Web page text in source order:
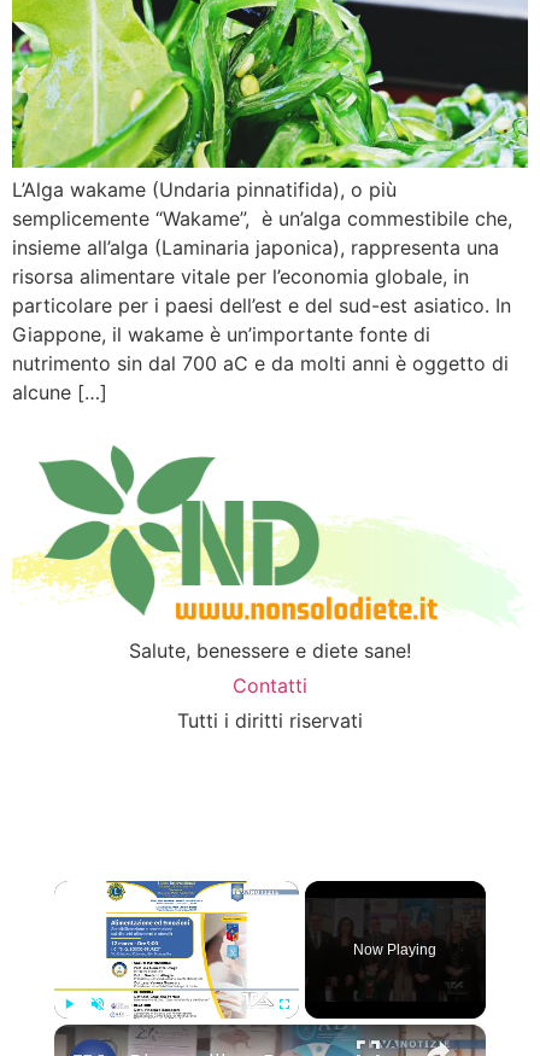
L’Alga wakame (Undaria pinnatifida), o più
semplicemente “Wakame”, è un’alga commestibile che,
insieme all’alga (Laminaria japonica), rappresenta una
risorsa alimentare vitale per l’economia globale, in
particolare per i paesi dell’est e del sud-est asiatico. In
Giappone, il wakame è un’importante fonte di
nutrimento sin dal 700 aC e da molti anni è oggetto di
alcune […]
Salute, benessere e diete sane!
Contatti
Tutti i diritti riservati
×
Unmute Fullscreen
Now Playing
×